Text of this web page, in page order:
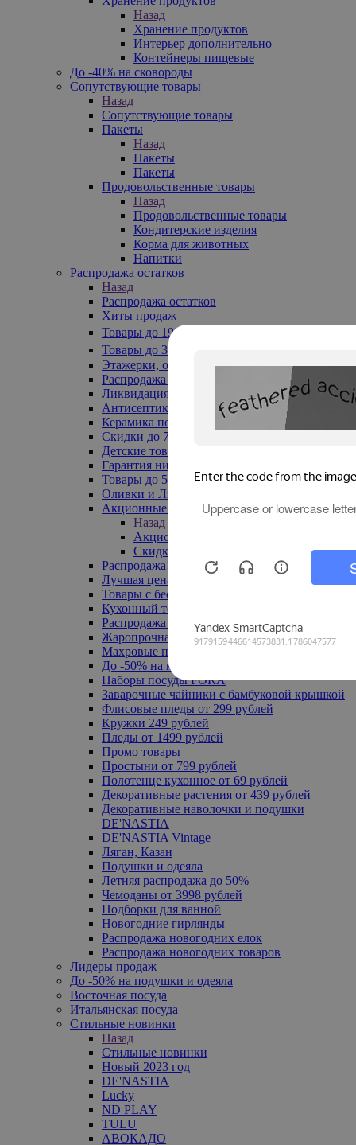
Назад
Хранение продуктов
Интерьер дополнительно
Контейнеры пищевые
До -40% на сковороды
Сопутствующие товары
Назад
Сопутствующие товары
Пакеты
Назад
Пакеты
Пакеты
Продовольственные товары
Назад
Продовольственные товары
Кондитерские изделия
Корма для животных
Напитки
Распродажа остатков
Назад
Распродажа остатков
Хиты продаж
Товары до 199₽
Товары до 399₽
Этажерки, обувницы
Распродажа текстиля до -50%
Ликвидация до -70%
Антисептики
Керамика по 129 руб
Скидки до 70%
Детские товары
Гарантия низкой цены
Товары до 500 руб
Оливки и Лимоны
Акционные товары
Назад
Акционные товары
Скидка 20% по промокоду
Распродажа! Ульяновск до -70%
Лучшая цена
Товары с бесплатной доставкой
Кухонный текстиль
Распродажа до -50%
Жаропрочная посуда
Махровые полотенца
До -50% на ковры
Наборы посуды FORA
Заварочные чайники с бамбуковой крышкой
Флисовые пледы от 299 рублей
Кружки 249 рублей
Пледы от 1499 рублей
Промо товары
Простыни от 799 рублей
Полотенце кухонное от 69 рублей
Декоративные растения от 439 рублей
Декоративные наволочки и подушки
DE'NASTIA
DE'NASTIA Vintage
Ляган, Казан
Подушки и одеяла
Летняя распродажа до 50%
Чемоданы от 3998 рублей
Подборки для ванной
Новогодние гирлянды
Распродажа новогодних елок
Распродажа новогодних товаров
Лидеры продаж
До -50% на подушки и одеяла
Восточная посуда
Итальянская посуда
Стильные новинки
Назад
Стильные новинки
Новый 2023 год
DE'NASTIA
Lucky
ND PLAY
TULU
АВОКАДО